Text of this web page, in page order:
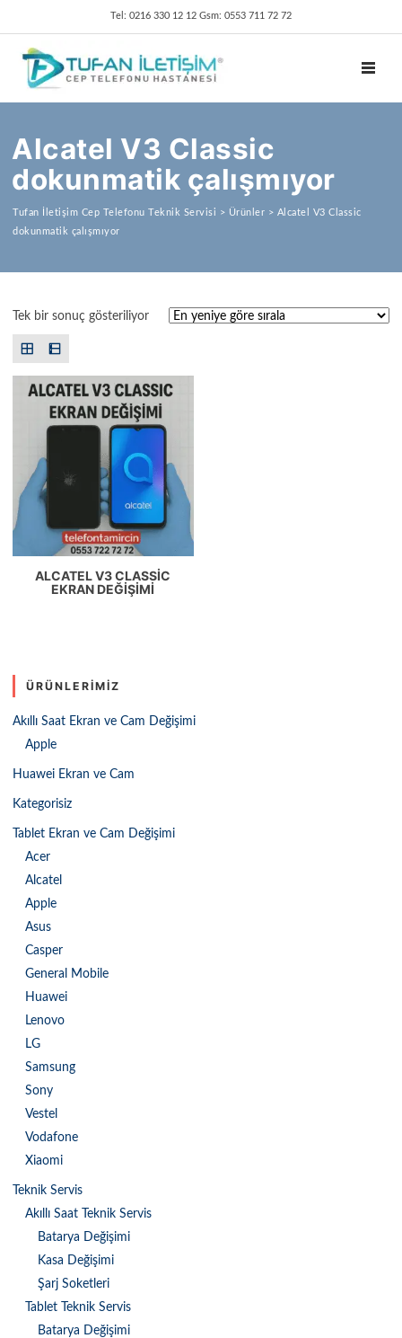
Tel: 0216 330 12 12 Gsm: 0553 711 72 72
Alcatel V3 Classic
dokunmatik çalışmıyor
Tufan İletişim Cep Telefonu Teknik Servisi > Ürünler > Alcatel V3 Classic
dokunmatik çalışmıyor
Tek bir sonuç gösteriliyor
ALCATEL V3 CLASSIC
EKRAN DEĞIŞIMI
ÜRÜNLERIMIZ
Akıllı Saat Ekran ve Cam Değişimi
Apple
Huawei Ekran ve Cam
Kategorisiz
Tablet Ekran ve Cam Değişimi
Acer
Alcatel
Apple
Asus
Casper
General Mobile
Huawei
Lenovo
LG
Samsung
Sony
Vestel
Vodafone
Xiaomi
Teknik Servis
Akıllı Saat Teknik Servis
Batarya Değişimi
Kasa Değişimi
Şarj Soketleri
Tablet Teknik Servis
Batarya Değişimi